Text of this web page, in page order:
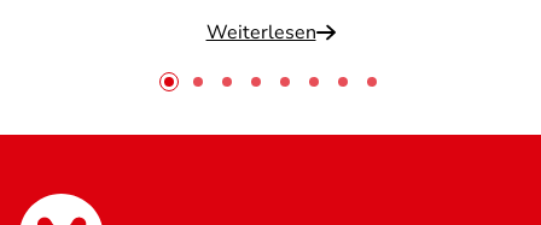
Weiterlesen